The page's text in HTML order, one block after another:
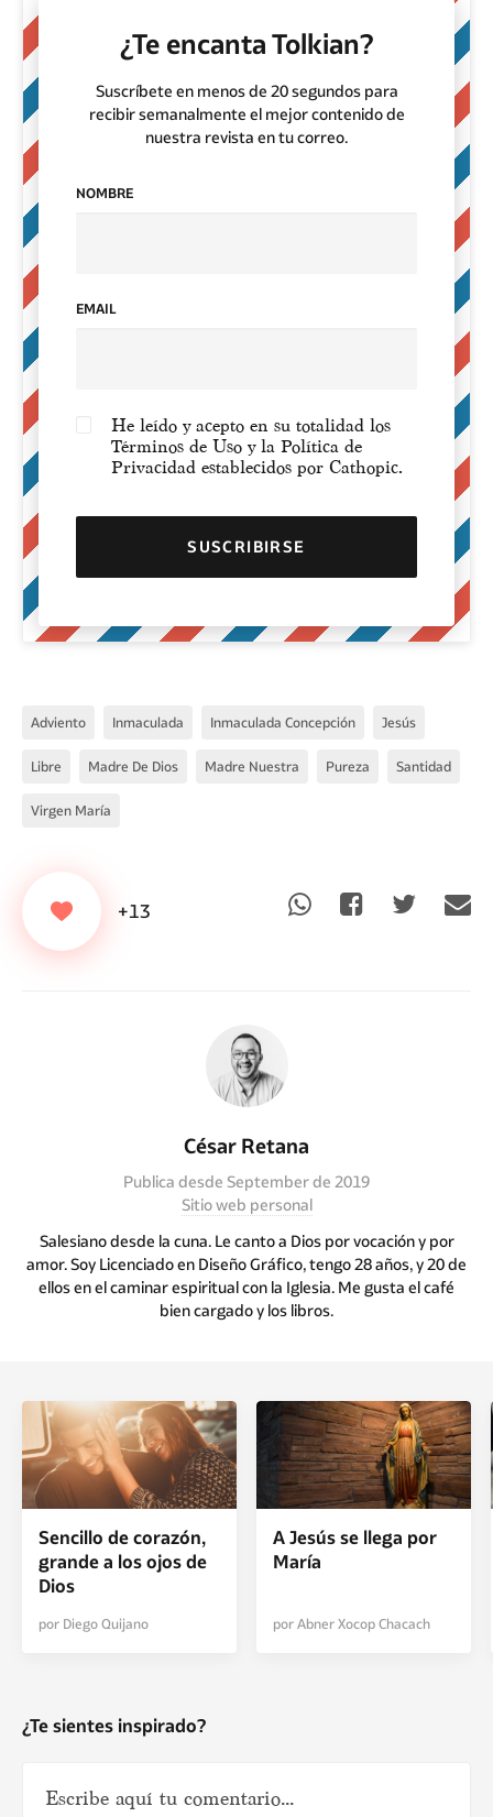
¿Te encanta Tolkian?
Suscríbete en menos de 20 segundos para
recibir semanalmente el mejor contenido de
nuestra revista en tu correo.
NOMBRE
EMAIL
He leído y acepto en su totalidad los
Términos de Uso y la Política de
Privacidad establecidos por Cathopic.
Adviento Inmaculada Inmaculada Concepción Jesús
Libre Madre De Dios Madre Nuestra Pureza Santidad
Virgen María
+13
César Retana
Publica desde September de 2019
Sitio web personal
Salesiano desde la cuna. Le canto a Dios por vocación y por
amor. Soy Licenciado en Diseño Gráfico, tengo 28 años, y 20 de
ellos en el caminar espiritual con la Iglesia. Me gusta el café
bien cargado y los libros.
Sencillo de corazón,
grande a los ojos de
Dios
por Diego Quijano
A Jesús se llega por
María
por Abner Xocop Chacach
¿Te sientes inspirado?